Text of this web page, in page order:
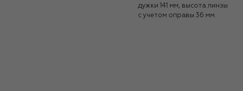
дужки 141 мм, высота линзы
с учетом оправы 36 мм.